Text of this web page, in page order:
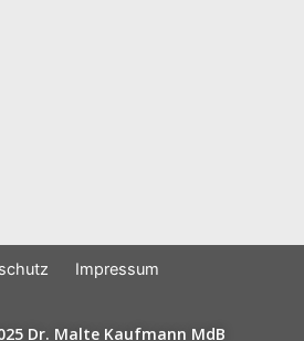
Impressum
Dr. Malte Kaufmann MdB